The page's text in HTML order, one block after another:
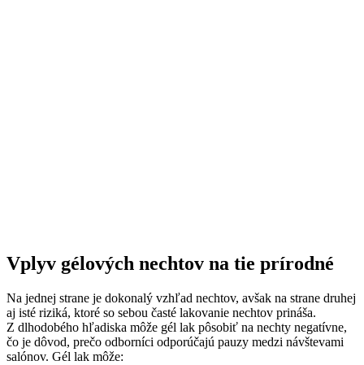
Vplyv gélových nechtov na tie prírodné
Na jednej strane je dokonalý vzhľad nechtov, avšak na strane druhej
aj isté riziká, ktoré so sebou časté lakovanie nechtov prináša.
Z dlhodobého hľadiska môže gél lak pôsobiť na nechty negatívne,
čo je dôvod, prečo odborníci odporúčajú pauzy medzi návštevami
salónov. Gél lak môže: